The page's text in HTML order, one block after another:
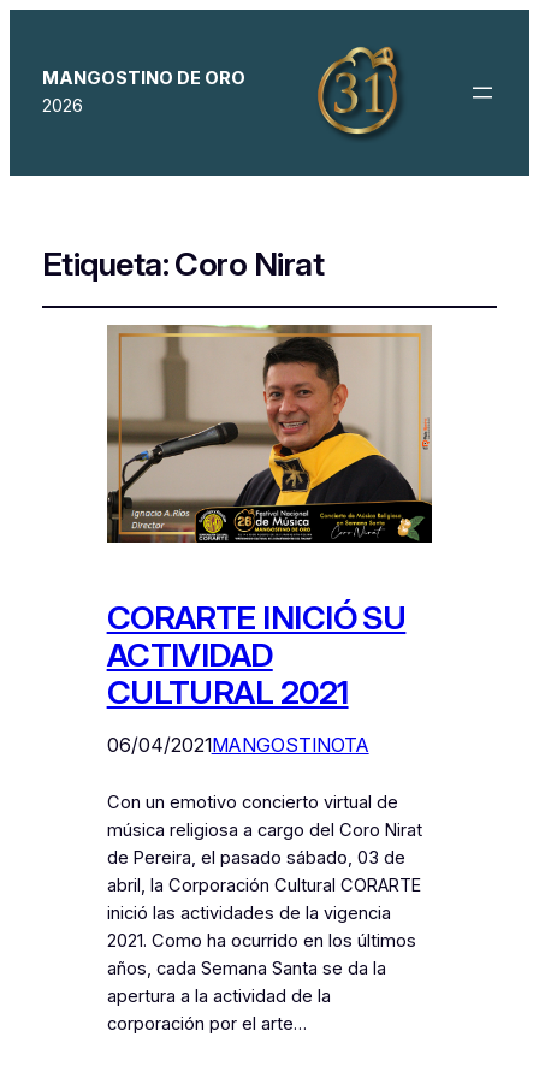
MANGOSTINO DE ORO
2026
Etiqueta:Coro Nirat
CORARTE INICIÓ SU
ACTIVIDAD
CULTURAL 2021
06/04/2021MANGOSTINOTA
Con un emotivo concierto virtual de
música religiosa a cargo del Coro Nirat
de Pereira, el pasado sábado, 03 de
abril, la Corporación Cultural CORARTE
inició las actividades de la vigencia
2021. Como ha ocurrido en los últimos
años, cada Semana Santa se da la
apertura a la actividad de la
corporación por el arte…